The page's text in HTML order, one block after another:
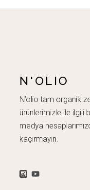
N'OLIO
N’olio tam organik
ürünlerimizle ile ilgili
medya
kaçırmayın.